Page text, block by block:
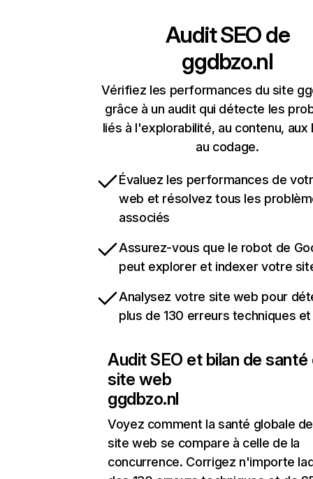
Audit SEO de
ggdbzo.nl
Vérifiez les performances du site
grâce à un audit qui détecte les
liés à l'explorabilité, au contenu, aux
au codage.
Évaluez les performances de
web et résolvez tous les
associés
Assurez-vous que le robot de
peut explorer et indexer votre
Analysez votre site web pour
plus de 130 erreurs techniques et
Audit SEO et bilan de santé
site web
ggdbzo.nl
Voyez comment la santé globale
site web se compare à celle de la
concurrence. Corrigez n'importe